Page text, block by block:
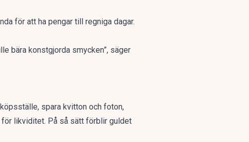
för att ha pengar till regniga dagar.
bära konstgjorda smycken”, säger
spara kvitton och foton,
likviditet. På så sätt förblir guldet